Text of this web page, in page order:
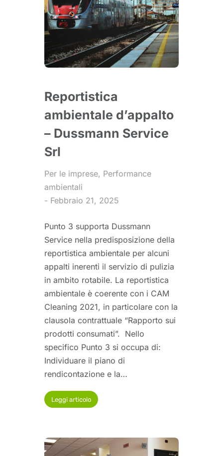
Reportistica
ambientale d’appalto
– Dussmann Service
Srl
Per le imprese, Performance
ambientali
Febbraio 21, 2025
Punto 3 supporta Dussmann
Service nella predisposizione della
reportistica ambientale per alcuni
appalti inerenti il servizio di pulizia
in ambito rotabile. La reportistica
ambientale è coerente con i CAM
Cleaning 2021, in particolare con la
clausola contrattuale “Rapporto sui
prodotti consumati”. Nello
specifico Punto 3 si occupa di:
Individuare il piano di
rendicontazione e la…
Leggi articolo